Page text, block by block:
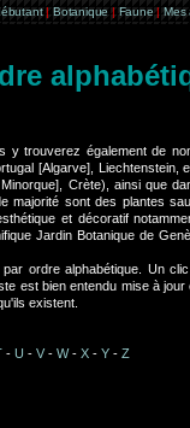
| Botanique | Faune | Mes
y trouverez également de
[Algarve], Liechtenstein,
Crète), ainsi que
majorité sont des plantes
et décoratif
Jardin Botanique de
ordre alphabétique. Un
est bien entendu mise à jour
existent.
- U - V - W- X - Y - Z